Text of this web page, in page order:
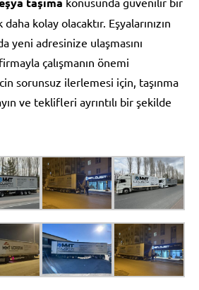
kolay olacaktır. Eşyalarınızın
yeni adresinize ulaşmasını
çalışmanın önemi
sorunsuz ilerlemesi için, taşınma
ve teklifleri ayrıntılı bir şekilde